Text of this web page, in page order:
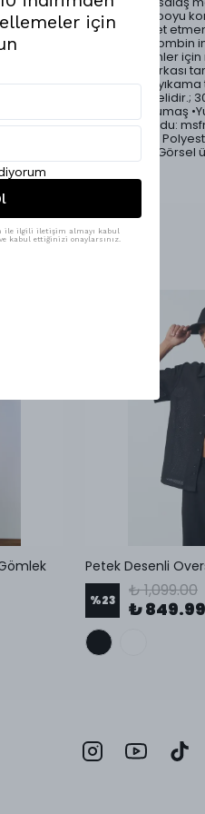
yumuşak dokusuyla gün boyu
kesimi ile özgürce hareket
renk seçeneği ile geniş kombin
modası ve casual kombinler
•Ürünlerimiz Mesfeno markası
özenle üretilmiştir.; •Ürün
makinesi tercih edilmemelidir.;
yıkayabilirsiniz.; •Modal Kumaş
•Oversize Kesim •Ürün Kodu:
Materyali: %86 Modal %14
Ölçüleri: 1.87 Boy, 75 Kilo
%23 ₺ 1,099.00
₺ 849.99
için
ile ilgili iletişim almayı kabul
kabul ettiğinizi onaylarsınız.